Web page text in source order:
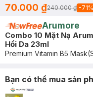
70.000 ₫240.000 ₫ -71%
Arumore
Combo 10 Mặt Nạ
Hồi Da 23ml
Premium Vitamin B5 Mask
Bạn có thể mua sản